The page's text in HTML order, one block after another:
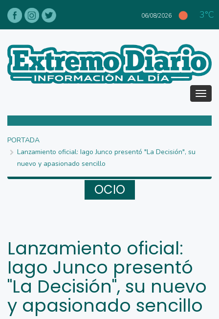
06/08/2026 3°C
PORTADA
Lanzamiento oficial: Iago Junco presentó "La Decisión", su
nuevo y apasionado sencillo
OCIO
Lanzamiento oficial:
Iago Junco presentó
"La Decisión", su nuevo
y apasionado sencillo